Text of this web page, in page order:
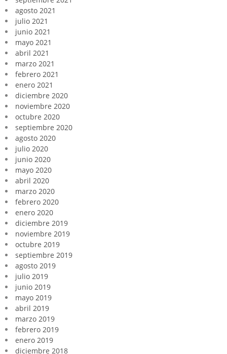
agosto 2021
julio 2021
junio 2021
mayo 2021
abril 2021
marzo 2021
febrero 2021
enero 2021
diciembre 2020
noviembre 2020
octubre 2020
septiembre 2020
agosto 2020
julio 2020
junio 2020
mayo 2020
abril 2020
marzo 2020
febrero 2020
enero 2020
diciembre 2019
noviembre 2019
octubre 2019
septiembre 2019
agosto 2019
julio 2019
junio 2019
mayo 2019
abril 2019
marzo 2019
febrero 2019
enero 2019
diciembre 2018